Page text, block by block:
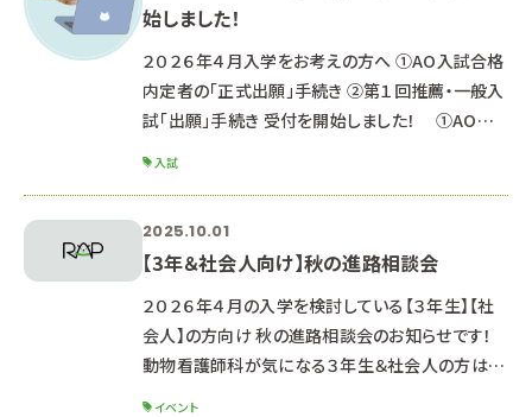
始しました！
２０２６年４月入学をお考えの方へ ①AO入試合格
内定者の「正式出願」手続き ②第１回推薦・一般入
試「出願」手続き 受付を開始しました！ ①AO入
ら インターネット出願の手引きP7・9参照 B.選考
料の納入 C.必要書類の提出 ②第１回推薦・一
般入試「出願」手続き １０月１日～１４日の
入試
2025.10.01
【3年＆社会人向け】秋の進路相談会
２０２６年４月の入学を検討している【３年生】【社
会人】の方向け 秋の進路相談会のお知らせです！
動物看護師科が気になる３年生＆社会人の方は
イベント